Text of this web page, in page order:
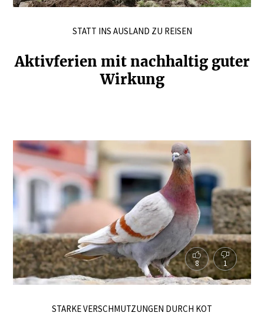
STATT INS AUSLAND ZU REISEN
Aktiv­ferien mit nachhaltig guter
Wirkung
8 1
STARKE VERSCHMUTZUNGEN DURCH KOT